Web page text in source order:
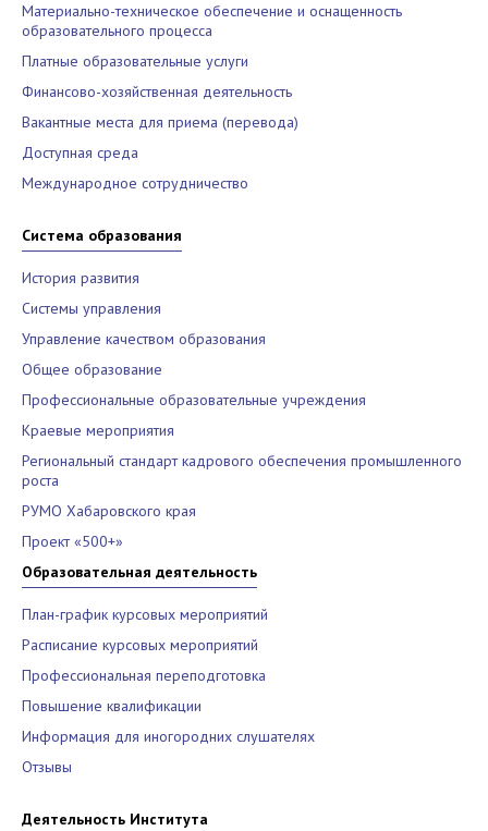
Материально-техническое обеспечение и оснащенность
образовательного процесса
Платные образовательные услуги
Финансово-хозяйственная деятельность
Вакантные места для приема (перевода)
Доступная среда
Международное сотрудничество
Система образования
История развития
Системы управления
Управление качеством образования
Общее образование
Профессиональные образовательные учреждения
Краевые мероприятия
Региональный стандарт кадрового обеспечения промышленного
роста
РУМО Хабаровского края
Проект «500+»
Образовательная деятельность
План-график курсовых мероприятий
Расписание курсовых мероприятий
Профессиональная переподготовка
Повышение квалификации
Информация для иногородних слушателях
Отзывы
Деятельность Института